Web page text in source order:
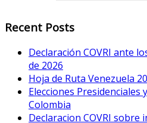
Recent Posts
Declaración COVRI ante
de 2026
Hoja de Ruta Venezuela
Elecciones Presidenciales
Colombia
Declaracion COVRI sobre